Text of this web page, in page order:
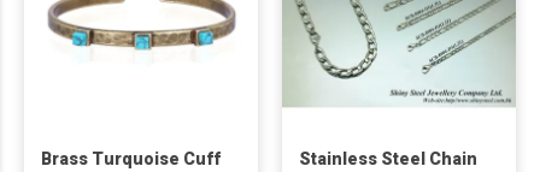
Brass Turquoise Cuff
Stainless Steel Chain